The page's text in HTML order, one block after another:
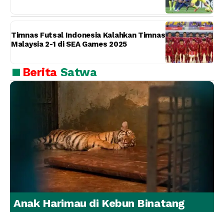
Timnas Futsal Indonesia Kalahkan Timnas
Malaysia 2-1 di SEA Games 2025
Berita Satwa
Anak Harimau di Kebun Binatang